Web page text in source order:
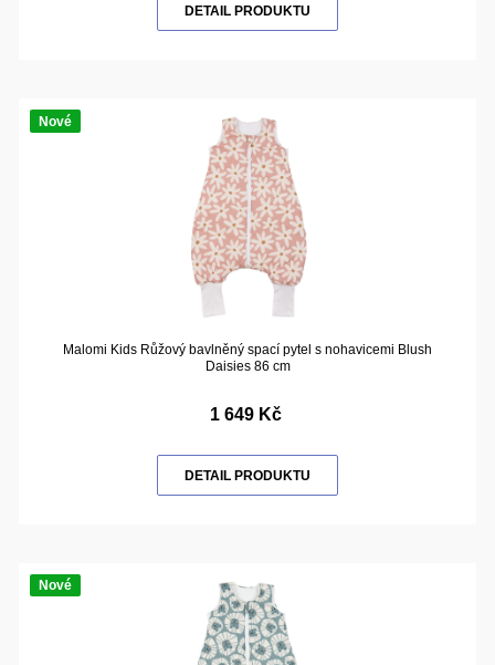
DETAIL PRODUKTU
Nové
Malomi Kids Růžový bavlněný spací pytel s nohavicemi Blush
Daisies 86 cm
1 649 Kč
DETAIL PRODUKTU
Nové